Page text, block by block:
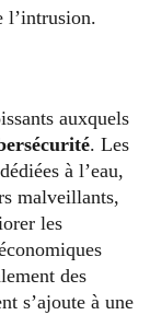
l’intrusion.
auxquels
. Les
à l’eau,
malveillants,
les
des
s’ajoute à une